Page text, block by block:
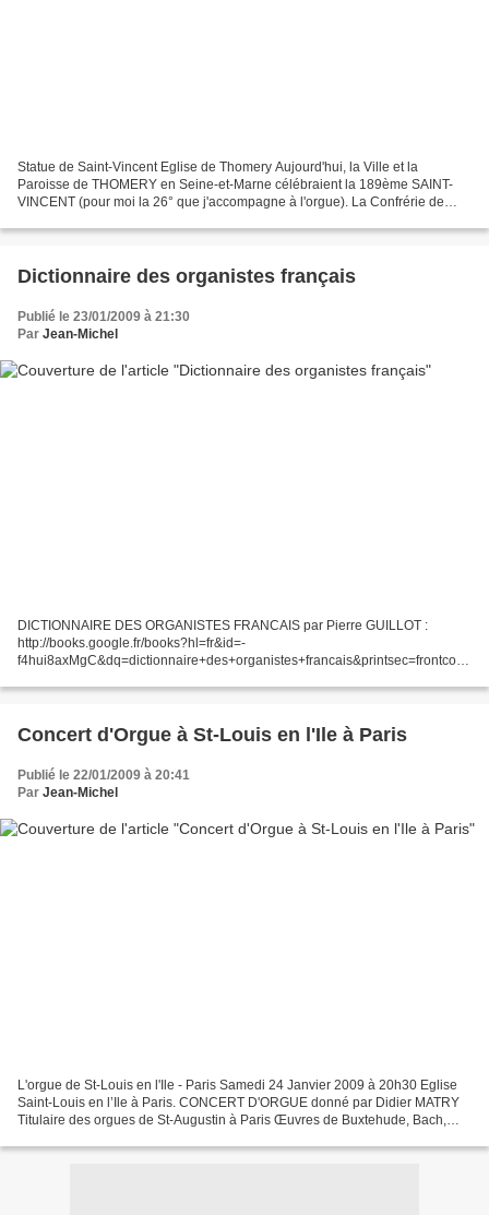
Statue de Saint-Vincent Eglise de Thomery Aujourd'hui, la Ville et la
Paroisse de THOMERY en Seine-et-Marne célébraient la 189ème SAINT-
VINCENT (pour moi la 26° que j'accompagne à l'orgue). La Confrérie de
Dictionnaire des organistes français
Publié le 23/01/2009 à 21:30
Par Jean-Michel
DICTIONNAIRE DES ORGANISTES FRANCAIS par Pierre GUILLOT :
http://books.google.fr/books?hl=fr&id=-
f4hui8axMgC&dq=dictionnaire+des+organistes+francais&printsec=frontcove
=X&oi=book_result&resnum=1&ct=result...
Concert d'Orgue à St-Louis en l'Ile à Paris
Publié le 22/01/2009 à 20:41
Par Jean-Michel
L'orgue de St-Louis en l'Ile - Paris Samedi 24 Janvier 2009 à 20h30 Eglise
Saint-Louis en l’Ile à Paris. CONCERT D'ORGUE donné par Didier MATRY
Titulaire des orgues de St-Augustin à Paris Œuvres de Buxtehude, Bach,